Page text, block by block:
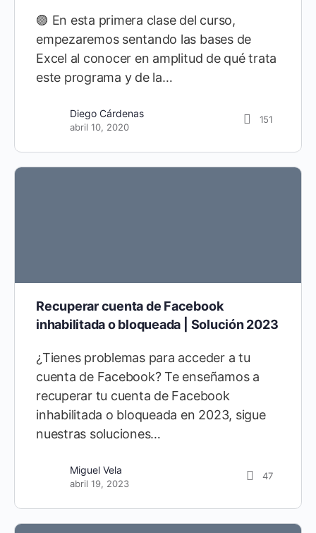
🟣 En esta primera clase del curso,
empezaremos sentando las bases de
Excel al conocer en amplitud de qué trata
este programa y de la…
Diego Cárdenas
abril 10, 2020
151
Recuperar cuenta de Facebook
inhabilitada o bloqueada | Solución 2023
¿Tienes problemas para acceder a tu
cuenta de Facebook? Te enseñamos a
recuperar tu cuenta de Facebook
inhabilitada o bloqueada en 2023, sigue
nuestras soluciones…
Miguel Vela
abril 19, 2023
47